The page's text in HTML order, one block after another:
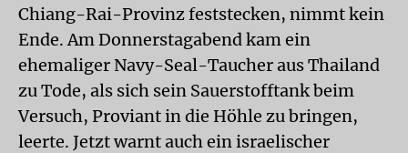
Chiang-Rai-Provinz feststecken, nimmt kein
Ende. Am Donnerstagabend kam ein
ehemaliger Navy-Seal-Taucher aus Thailand
zu Tode, als sich sein Sauerstofftank beim
Versuch, Proviant in die Höhle zu bringen,
leerte. Jetzt warnt auch ein israelischer